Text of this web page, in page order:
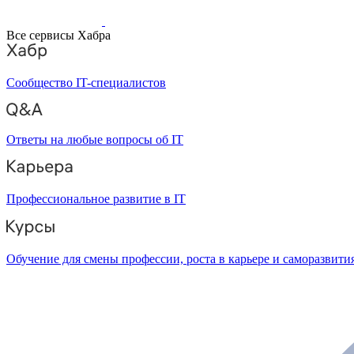
Все сервисы Хабра
Сообщество IT-специалистов
Ответы на любые вопросы об IT
Профессиональное развитие в IT
Обучение для смены профессии, роста в карьере и